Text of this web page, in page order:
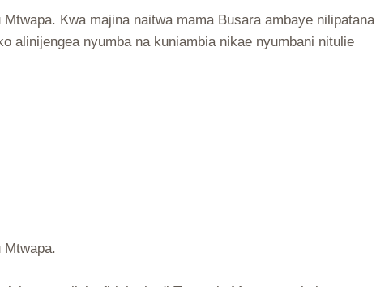
Kwa majina naitwa mama Busara ambaye nilipatana
alinijengea nyumba na kuniambia nikae nyumbani nitulie
Mtwapa.